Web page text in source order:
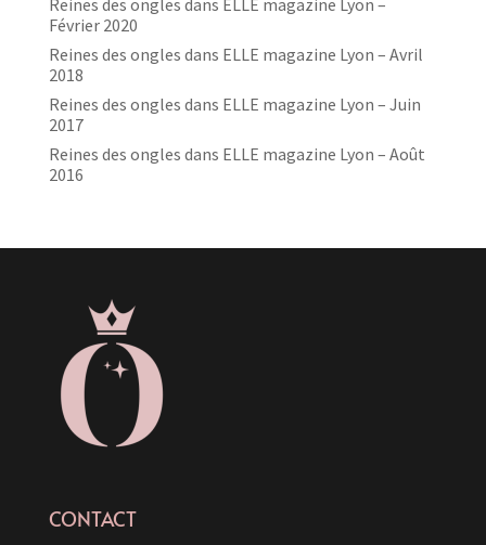
Février 2020
Reines des ongles dans ELLE magazine Lyon – Avril
2018
Reines des ongles dans ELLE magazine Lyon – Juin
2017
Reines des ongles dans ELLE magazine Lyon – Août
2016
CONTACT